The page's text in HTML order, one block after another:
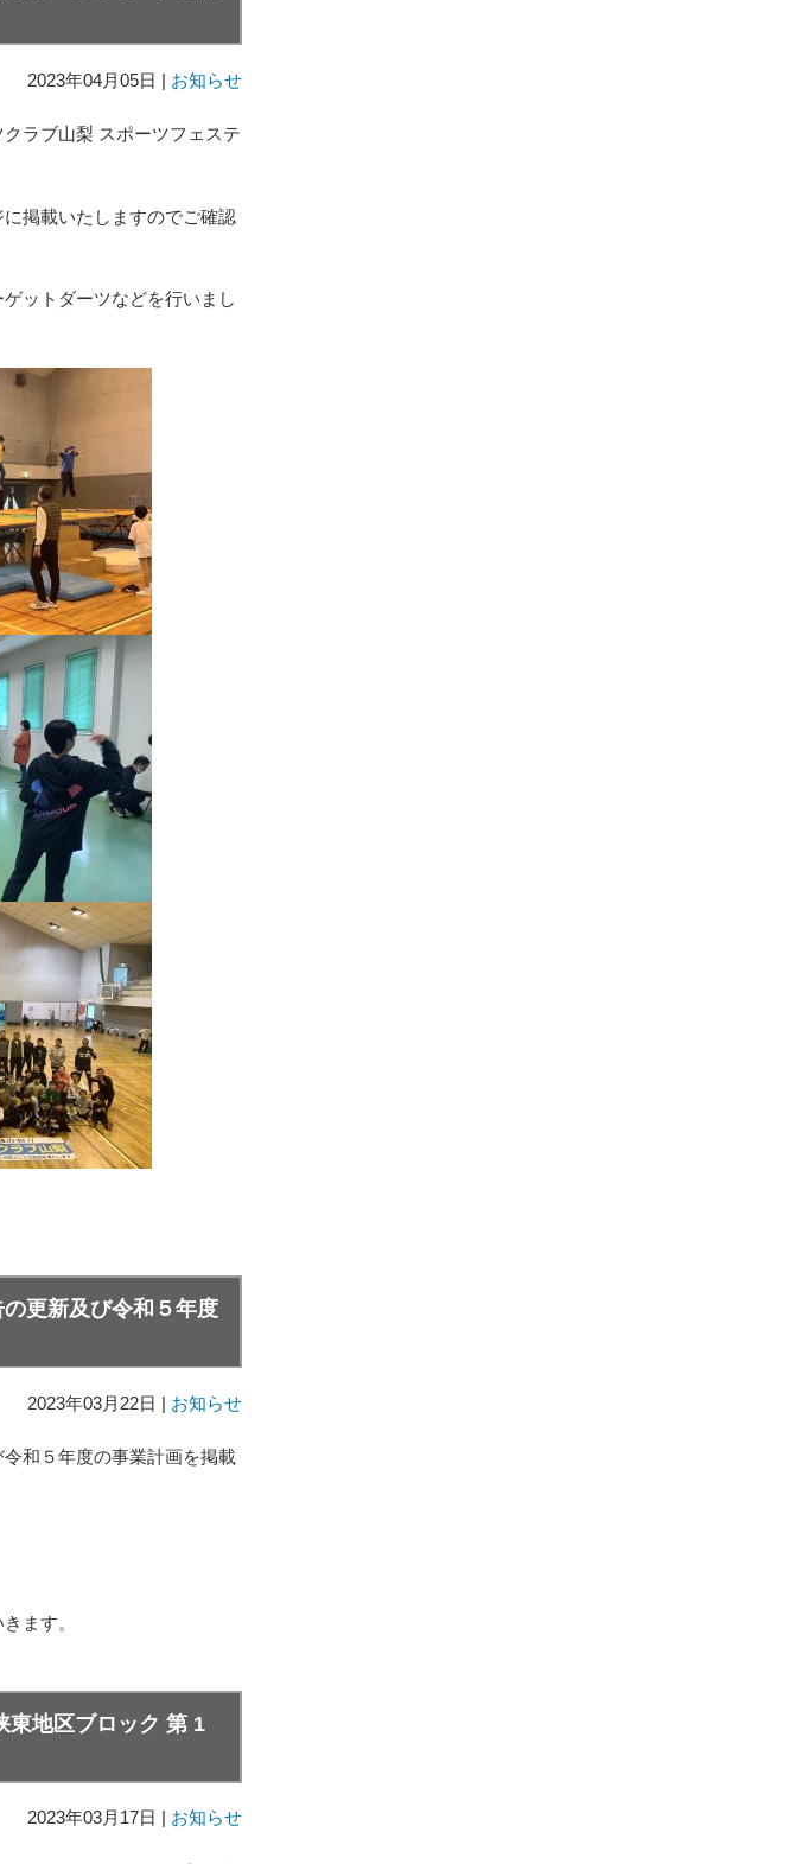
2023年04月05日 | お知らせ
ラブ山梨 スポーツフェステ
掲載いたしますのでご確認
ットダーツなどを行いまし
更新及び令和５年度
2023年03月22日 | お知らせ
和５年度の事業計画を掲載
ます。
東地区ブロック 第 1
2023年03月17日 | お知らせ